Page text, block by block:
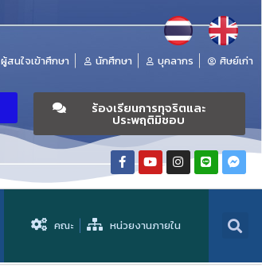
ผู้สนใจเข้าศึกษา นักศึกษา บุคลากร ศิษย์เก่า
ร้องเรียนการทุจริตและ
ประพฤติมิชอบ
คณะ หน่วยงานภายใน